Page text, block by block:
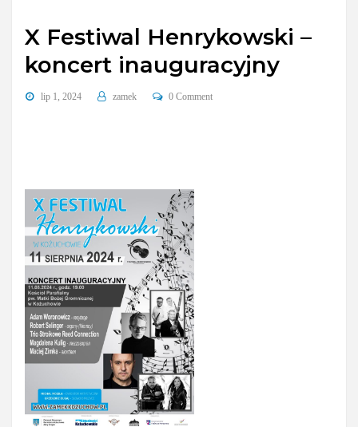
X Festiwal Henrykowski –
koncert inauguracyjny
lip 1, 2024 zamek 0 Comment